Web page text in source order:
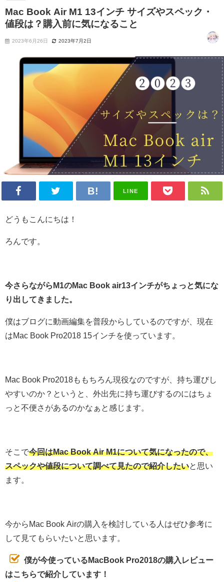
Mac Book Air M1 13インチ サイズやスペック・
値段は？購入前に気になること
2023年6月26日 2023年7月2日
LINE
どうもこんにちは！
ろんです。
今さらながらM1のMac Book air13インチがちょっと気にな
り出してきました。
僕はブログに動画編集を普段からしているのですが、現在
はMac Book Pro2018 15インチを使っています。
Mac Book Pro2018ももちろん現役なのですが、持ち運びし
やすいのか？というと、外出先に持ち運びするのにはちょ
っと不便さがあるのかなぁと感じます。
そこで今回はMac Book Air M1について気になったので、
スペックや値段について調べて見たので紹介したいと思い
ます。
今からMac Book Airの購入を検討している人はぜひ参考に
して見てもらいたいと思います。
僕が今使っているMacBook Pro2018の購入レビュー
はこちらで紹介しています！